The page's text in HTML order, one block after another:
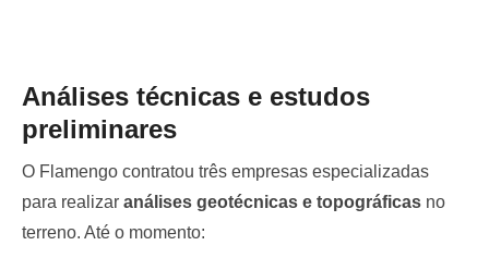
Análises técnicas e estudos
preliminares
O Flamengo contratou três empresas especializadas
para realizar análises geotécnicas e topográficas no
terreno. Até o momento: